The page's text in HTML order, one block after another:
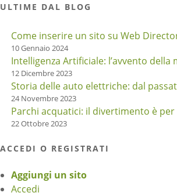
ULTIME DAL BLOG
Come inserire un sito su Web
10 Gennaio 2024
Intelligenza Artificiale: l’avvento della
12 Dicembre 2023
Storia delle auto elettriche: dal
24 Novembre 2023
Parchi acquatici: il divertimento è
22 Ottobre 2023
ACCEDI O REGISTRATI
Aggiungi un sito
Accedi